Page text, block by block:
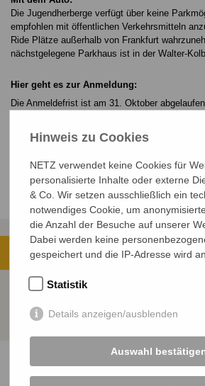
Die Jugendherberge verfügt über keine
empfohlen mit öffentlichen Verkehrsmitteln
Ride Plätze außerhalb von Frankfurt
nächstgelegene Parkhaus ist in der Walter-
Hier geht es zur Anmeldung:
Die Anmeldefrist ist am 31. Oktober
Nach Anmeldeschluss können wir keine
diese leider weiterberechnen.
Wir freuen uns auf ein schönes
Programm für das Alumni-
Treffen 2026
Hinweis zu Cookies
NETZ verwendet keine Cookies für
personalisierte Inhalte oder externe
& Co. Wir setzen ausschließlich ein
notwendiges Cookie, um
die Anzahl der Besuche auf unserer
Dabei werden keine
gespeichert und die IP-Adresse wird
Statistik
Details anzeigen/ausblenden
Auswahl